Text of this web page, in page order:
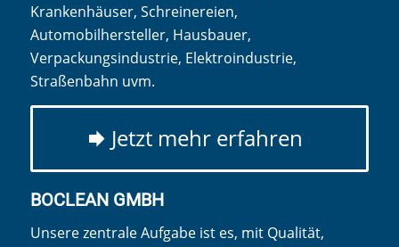
Krankenhäuser, Schreinereien,
Automobilhersteller, Hausbauer,
Verpackungsindustrie, Elektroindustrie,
Straßenbahn uvm.
Jetzt mehr erfahren
BOCLEAN GMBH
Unsere zentrale Aufgabe ist es, mit Qualität,